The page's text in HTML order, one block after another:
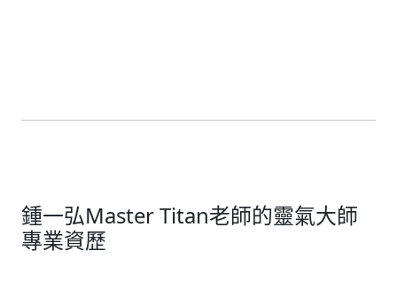
鍾一弘Master Titan老師的靈氣大師
專業資歷